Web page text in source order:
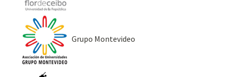
Grupo Montevideo